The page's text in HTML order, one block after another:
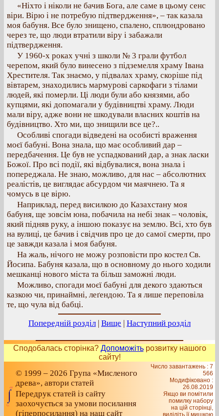
«Ніхто і ніколи не бачив Бога, але саме в цьому сенс
віри. Вірю і не потребую підтвердження», – так казала
моя бабуня. Все було знищено, спалено, сплюндровано
через те, що люди втратили віру і забажали
підтвердження.
У 1960-х роках учні з школи № 3 грали футбол
черепом, який було винесено з підземелля храму Івана
Хрестителя. Так знаємо, у підвалах храму, скоріше під
вівтарем, знаходились мармурові саркофаги з тілами
людей, які померли. Ці люди були або князями, або
купцями, які допомагали у будівництві храму. Люди
мали віру, адже вони не шкодували власних коштів на
будівництво. Хто ми, що знищили все це?..
Особливі спогади відведені на особисті враження
моєї бабуні. Вона знала, що має особливий дар –
передбачення. Це був не успадкований дар, а знак ласки
Божої. Про всі події, які відбувалися, вона знала і
попереджала. Не знаю, можливо, для нас – абсолютних
реалістів, це виглядає абсурдом чи маячнею. Та я
чомусь в це вірю.
Наприклад, перед висилкою до Казахстану моя
бабуня, ще зовсім юна, побачила на небі знак – чоловік,
який підняв руку, а іншою показує на землю. Всі, хто був
на вулиці, це бачив і свідчив про це до самої смерти, про
це завжди казала і моя бабуня.
На жаль, нічого не можу розповісти про костел Св.
Йосипа. Бабуня казала, що в основному до нього ходили
мешканці нового міста та більш заможні люди.
Можливо, спогади моєї бабуні для декого здаються
казкою чи, принаймні, леґендою. Та я лише переповіла
те, що чула від бабці.
Попередній розділ | Вище | Наступний розділ
Сподобалась сторінка? Допоможітьрозвитку нашого
сайту!
© 1999 – 2026 Група «Мисленого
древа», автори статей
Передрук статей із сайту
заохочується за умови посилання
(гіперпосилання) на наш сайт
Число завантажень : 7
566
Модифіковано :
26.08.2019
Якщо ви помітили
помилку набору
на цiй сторiнцi,
видiлiть її мишкою